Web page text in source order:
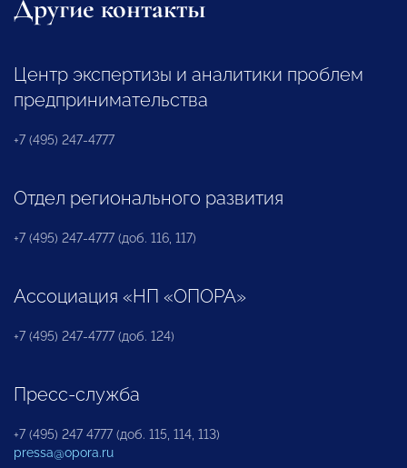
Другие контакты
Центр экспертизы и аналитики проблем
предпринимательства
+7 (495) 247-4777
Отдел регионального развития
+7 (495) 247-4777 (доб. 116, 117)
Ассоциация «НП «ОПОРА»
+7 (495) 247-4777 (доб. 124)
Пресс-служба
+7 (495) 247 4777 (доб. 115, 114, 113)
pressa@opora.ru